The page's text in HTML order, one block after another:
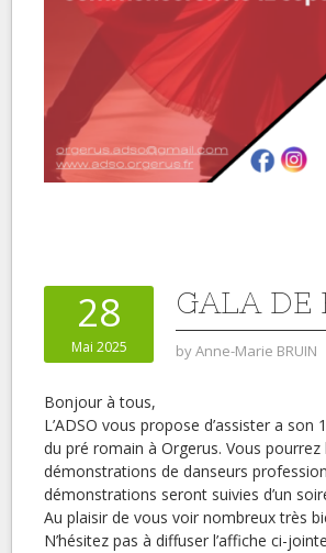
28
Mai 2025
GALA DE
byAnne-Marie BRUIN
Bonjour à tous,
L’ADSO vous propose d’assister a
du pré romain à Orgerus. Vous
démonstrations de danseurs
démonstrations seront suivies d’un
Au plaisir de vous voir nombreux très
N’hésitez pas à diffuser l’affiche ci-